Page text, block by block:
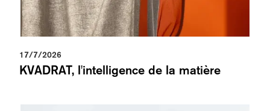
17/7/2026
KVADRAT, l'intelligence de la matière